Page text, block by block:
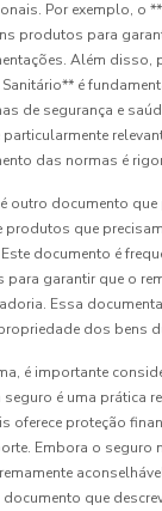
Por exemplo, o
produtos para
Além disso,
é
de segurança e
das normas é
outro documento
produtos que
documento é
garantir que o
Essa
dos bens
é importante
é uma prática
oferece proteção
Embora o seguro
que